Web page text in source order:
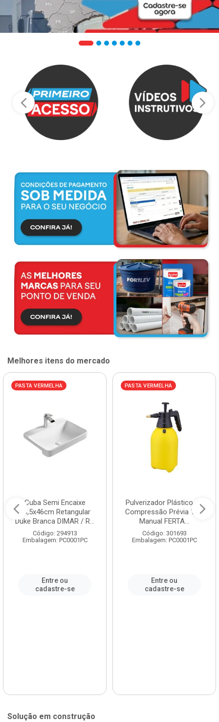
Melhores itens do mercado
PASTA VERMELHA
Cuba Semi Encaixe
58,5x46cm Retangular
Duke Branca DIMAR / R...
Código: 294913
Embalagem: PC0001PC
Entre ou
cadastre-se
PASTA VERMELHA
Pulverizador Plástico de
Compressão Prévia 1,5L
Manual FERTA...
Código: 301693
Embalagem: PC0001PC
Entre ou
cadastre-se
Solução em construção